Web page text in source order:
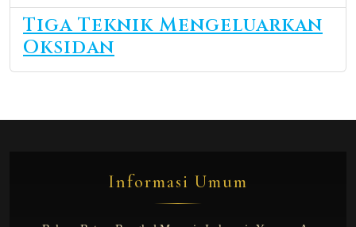
Tiga Teknik Mengeluarkan
Oksidan
Informasi Umum